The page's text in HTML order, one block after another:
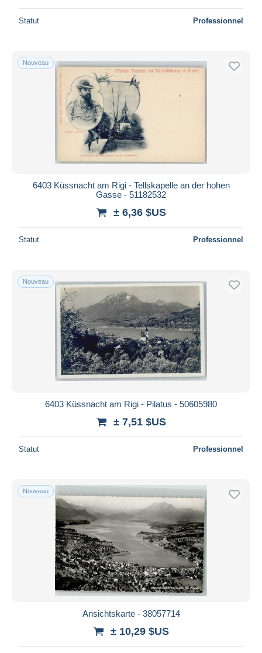
Statut Professionnel
Nouveau
6403 Küssnacht am Rigi - Tellskapelle an der hohen
Gasse - 51182532
± 6,36 $US
Statut Professionnel
Nouveau
6403 Küssnacht am Rigi - Pilatus - 50605980
± 7,51 $US
Statut Professionnel
Nouveau
Ansichtskarte - 38057714
± 10,29 $US